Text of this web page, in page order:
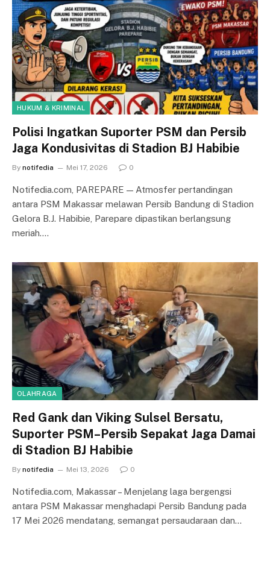
HUKUM & KRIMINAL
Polisi Ingatkan Suporter PSM dan Persib
Jaga Kondusivitas di Stadion BJ Habibie
By notifedia Mei 17, 2026 0
Notifedia.com, PAREPARE — Atmosfer pertandingan
antara PSM Makassar melawan Persib Bandung di Stadion
Gelora B.J. Habibie, Parepare dipastikan berlangsung
meriah.…
OLAHRAGA
Red Gank dan Viking Sulsel Bersatu,
Suporter PSM–Persib Sepakat Jaga Damai
di Stadion BJ Habibie
By notifedia Mei 13, 2026 0
Notifedia.com, Makassar – Menjelang laga bergengsi
antara PSM Makassar menghadapi Persib Bandung pada
17 Mei 2026 mendatang, semangat persaudaraan dan…